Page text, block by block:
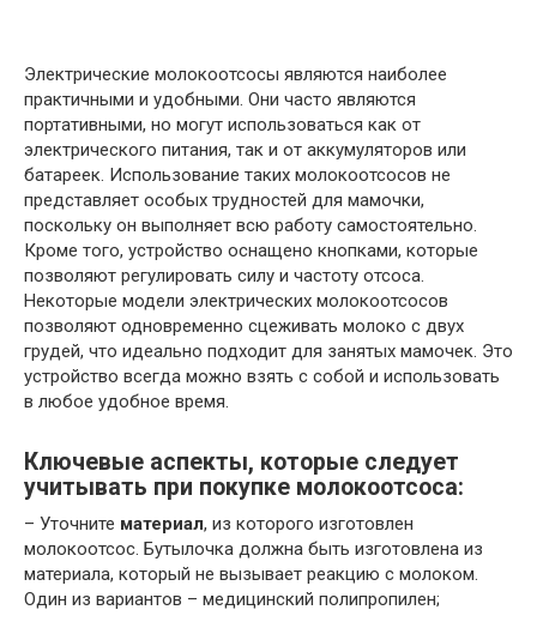
Электрические молокоотсосы являются наиболее
практичными и удобными. Они часто являются
портативными, но могут использоваться как от
электрического питания, так и от аккумуляторов или
батареек. Использование таких молокоотсосов не
представляет особых трудностей для мамочки,
поскольку он выполняет всю работу самостоятельно.
Кроме того, устройство оснащено кнопками, которые
позволяют регулировать силу и частоту отсоса.
Некоторые модели электрических молокоотсосов
позволяют одновременно сцеживать молоко с двух
грудей, что идеально подходит для занятых мамочек. Это
устройство всегда можно взять с собой и использовать
в любое удобное время.
Ключевые аспекты, которые следует
учитывать при покупке молокоотсоса:
– Уточните материал, из которого изготовлен
молокоотсос. Бутылочка должна быть изготовлена из
материала, который не вызывает реакцию с молоком.
Один из вариантов – медицинский полипропилен;